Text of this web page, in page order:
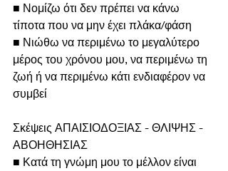
■ Νομίζω ότι δεν πρέπει να κάνω
τίποτα που να μην έχει πλάκα/φάση
■ Νιώθω να περιμένω το μεγαλύτερο
μέρος του χρόνου μου, να περιμένω τη
ζωή ή να περιμένω κάτι ενδιαφέρον να
συμβεί
Σκέψεις ΑΠΑΙΣΙΟΔΟΞΙΑΣ - ΘΛΙΨΗΣ -
ΑΒΟΗΘΗΣΙΑΣ
■ Κατά τη γνώμη μου το μέλλον είναι